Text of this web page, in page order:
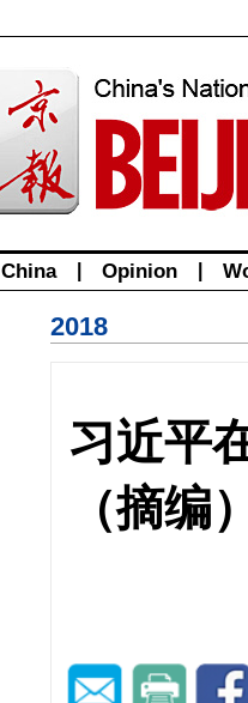
China Opinion
2018
习近平
（摘编）